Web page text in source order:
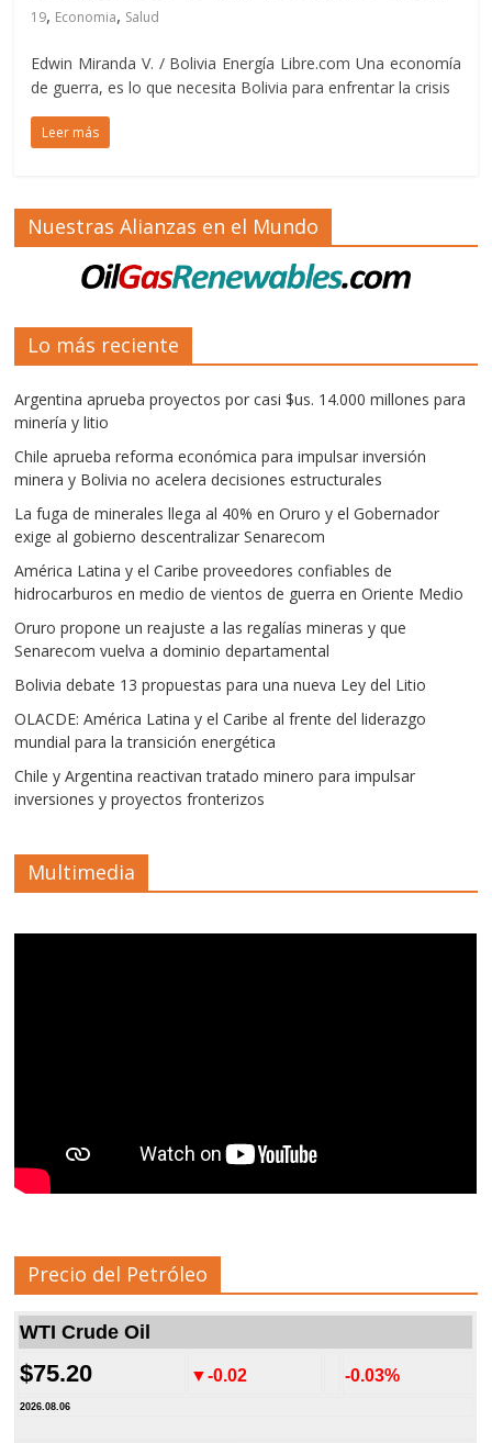
19, Economia, Salud
Edwin Miranda V. / Bolivia Energía Libre.com Una economía
de guerra, es lo que necesita Bolivia para enfrentar la crisis
Leer más
Nuestras Alianzas en el Mundo
Lo más reciente
Argentina aprueba proyectos por casi $us. 14.000 millones para
minería y litio
Chile aprueba reforma económica para impulsar inversión
minera y Bolivia no acelera decisiones estructurales
La fuga de minerales llega al 40% en Oruro y el Gobernador
exige al gobierno descentralizar Senarecom
América Latina y el Caribe proveedores confiables de
hidrocarburos en medio de vientos de guerra en Oriente Medio
Oruro propone un reajuste a las regalías mineras y que
Senarecom vuelva a dominio departamental
Bolivia debate 13 propuestas para una nueva Ley del Litio
OLACDE: América Latina y el Caribe al frente del liderazgo
mundial para la transición energética
Chile y Argentina reactivan tratado minero para impulsar
inversiones y proyectos fronterizos
Multimedia
Precio del Petróleo
WTI Crude Oil
$75.20 ▼-0.02 -0.03%
2026.08.06